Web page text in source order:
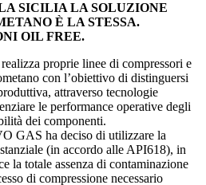
SICILIA LA SOLUZIONE
È LA STESSA.
OIL FREE.
proprie linee di compressori e
con l’obiettivo di distinguersi
attraverso tecnologie
le performance operative degli
dei componenti.
GAS ha deciso di utilizzare la
(in accordo alle API618), in
la totale assenza di contaminazione
di compressione necessario